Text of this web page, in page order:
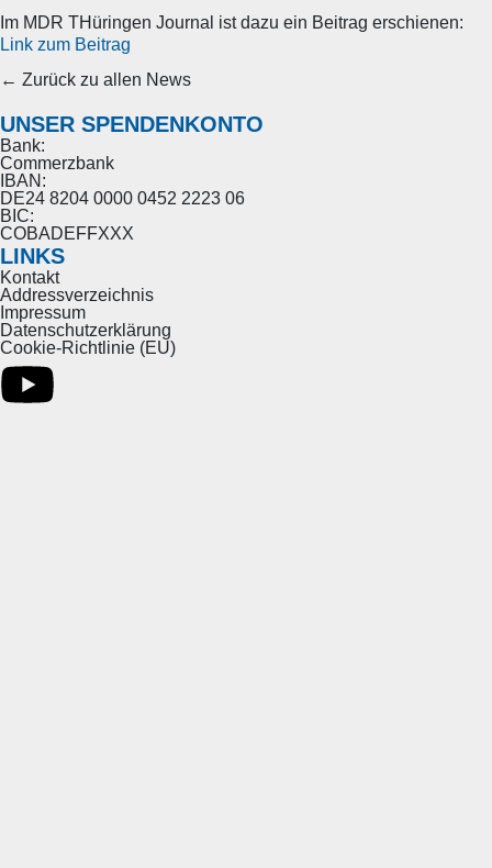
Im MDR THüringen Journal ist dazu ein Beitrag erschienen:
Link zum Beitrag
← Zurück zu allen News
UNSER SPENDENKONTO
Bank:
Commerzbank
IBAN:
DE24 8204 0000 0452 2223 06
BIC:
COBADEFFXXX
LINKS
Kontakt
Addressverzeichnis
Impressum
Datenschutzerklärung
Cookie-Richtlinie (EU)